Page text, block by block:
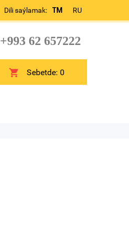
Dili saýlamak: TM RU
+993 62 657222
Sebetde:0